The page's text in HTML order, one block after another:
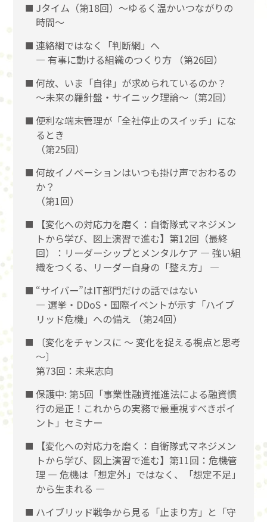
Jタイム（第18回）～ゆるく温かいつながりの
時間～
連絡網ではなく「判断網」へ
― 有事に動ける組織のつくり方 （第26回）
何故、いま「自律」が求められているのか？
～未来の羅針盤・サイニック理論～（第2回）
便利な端末管理が「全社停止のスイッチ」にな
るとき
（第25回）
何故イノベーションはいつも掛け声でおわるの
か？
（第1回）
【変化への対応力を磨く：自衛隊式マネジメン
トから学び、図上演習で進む】第12回（最終
回）：リーダーシップとメンタルケア ― 強い組
織をつくる、リーダー自身の「整え方」 ―
“サイバー”はIT部門だけの話ではない
― 選挙・DDoS・国際イベントが示す「ハイブ
リッド危機」への備え （第24回）
〔変化をチャンスに 〜 変化を捉える視点と思考
〜〕
第73回：未来志向
保護中: 第5回「事業性融資推進法による融資慣
行の是正！これからの実務で最重視すべきポイ
ント」セミナー
【変化への対応力を磨く：自衛隊式マネジメン
トから学び、図上演習で進む】第11回：危機管
理 ― 危機は「想定外」ではなく、「想定不足」
から生まれる ―
ハイブリッド戦争から見る「止まり方」と「守